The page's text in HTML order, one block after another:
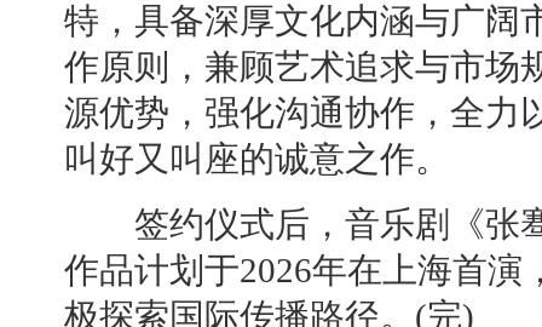
特，具备深厚文化内涵与广阔
作原则，兼顾艺术追求与市场
源优势，强化沟通协作，全力
叫好又叫座的诚意之作。
签约仪式后，音乐剧《张
作品计划于2026年在上海首
极探索国际传播路径。(完)